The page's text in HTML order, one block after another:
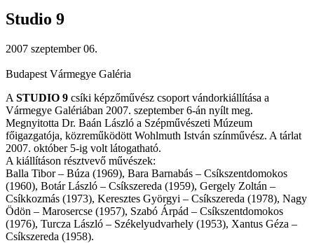
Studio 9
2007 szeptember 06.
Budapest Vármegye Galéria
A STUDIO 9 csíki képzőművész csoport vándorkiállítása a
Vármegye Galériában 2007. szeptember 6-án nyílt meg.
Megnyitotta Dr. Baán László a Szépművészeti Múzeum
főigazgatója, közreműködött Wohlmuth István színművész. A tárlat
2007. október 5-ig volt látogatható.
A kiállításon résztvevő művészek:
Balla Tibor – Búza (1969), Bara Barnabás – Csíkszentdomokos
(1960), Botár László – Csíkszereda (1959), Gergely Zoltán –
Csíkkozmás (1973), Keresztes Györgyi – Csíkszereda (1978), Nagy
Ödön – Marosercse (1957), Szabó Árpád – Csíkszentdomokos
(1976), Turcza László – Székelyudvarhely (1953), Xantus Géza –
Csíkszereda (1958).